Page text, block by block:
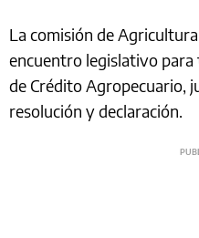
La comisión de
encuentro legislativo
de Crédito Agropecuario,
resolución y declaración.